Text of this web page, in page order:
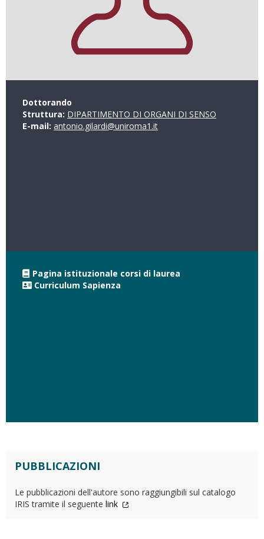
Dottorando
Struttura: DIPARTIMENTO DI ORGANI DI SENSO
E-mail: antonio.gilardi@uniroma1.it
Pagina istituzionale corsi di laurea
Curriculum Sapienza
PUBBLICAZIONI
Le pubblicazioni dell'autore sono raggiungibili sul catalogo
IRIS tramite il seguente link